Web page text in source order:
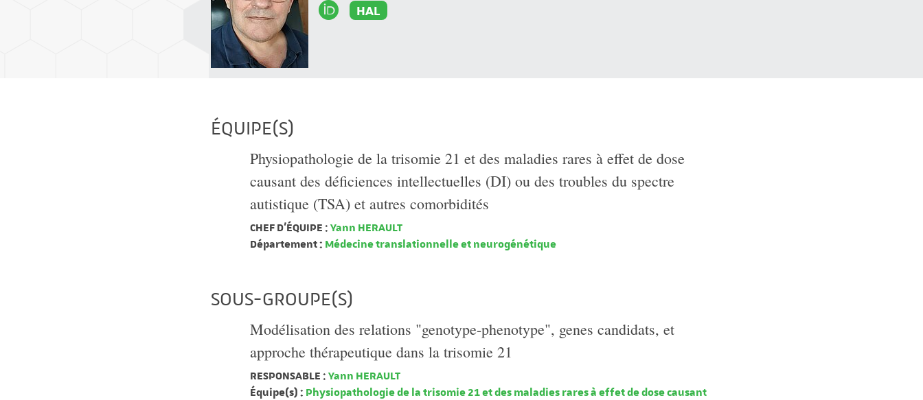
HAL
ÉQUIPE(S)
Physiopathologie de la trisomie 21 et des maladies rares à effet de dose
causant des déficiences intellectuelles (DI) ou des troubles du spectre
autistique (TSA) et autres comorbidités
CHEF D'ÉQUIPE : Yann HERAULT
Département : Médecine translationnelle et neurogénétique
SOUS-GROUPE(S)
Modélisation des relations "genotype-phenotype", genes candidats, et
approche thérapeutique dans la trisomie 21
RESPONSABLE : Yann HERAULT
Équipe(s) : Physiopathologie de la trisomie 21 et des maladies rares à effet de dose causant